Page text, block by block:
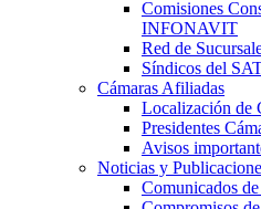
Comisiones
INFONAVIT
Red de
Síndicos del
Cámaras Afiliadas
Localización de
Presidentes
Avisos
Noticias y
Comunicados de